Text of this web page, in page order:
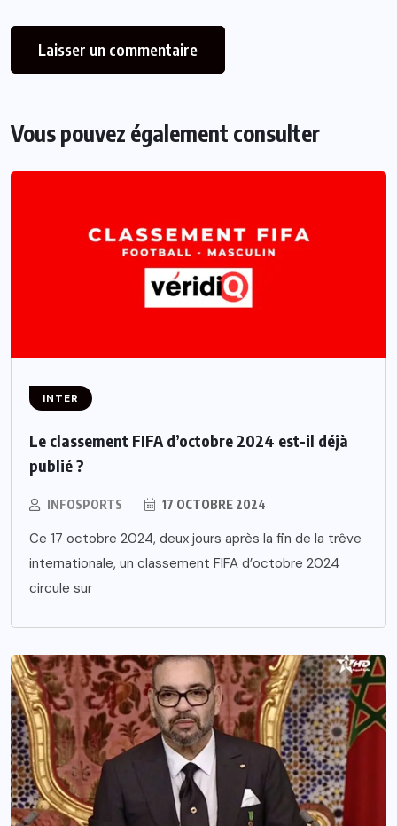
Vous pouvez également consulter
INTER
Le classement FIFA d’octobre 2024 est-il déjà
publié ?
INFOSPORTS 17 OCTOBRE 2024
Ce 17 octobre 2024, deux jours après la fin de la trêve
internationale, un classement FIFA d’octobre 2024
circule sur